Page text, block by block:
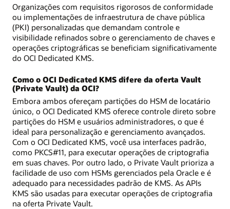
Organizações com requisitos rigorosos de conformidade
ou implementações de infraestrutura de chave pública
(PKI) personalizadas que demandam controle e
visibilidade refinados sobre o gerenciamento de chaves e
operações criptográficas se beneficiam significativamente
do OCI Dedicated KMS.
Como o OCI Dedicated KMS difere da oferta Vault
(Private Vault) da OCI?
Embora ambos ofereçam partições do HSM de locatário
único, o OCI Dedicated KMS oferece controle direto sobre
partições do HSM e usuários administradores, o que é
ideal para personalização e gerenciamento avançados.
Com o OCI Dedicated KMS, você usa interfaces padrão,
como PKCS#11, para executar operações de criptografia
em suas chaves. Por outro lado, o Private Vault prioriza a
facilidade de uso com HSMs gerenciados pela Oracle e é
adequado para necessidades padrão de KMS. As APIs
KMS são usadas para executar operações de criptografia
na oferta Private Vault.